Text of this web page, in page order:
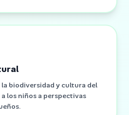
la biodiversidad y cultura del
los niños a perspectivas